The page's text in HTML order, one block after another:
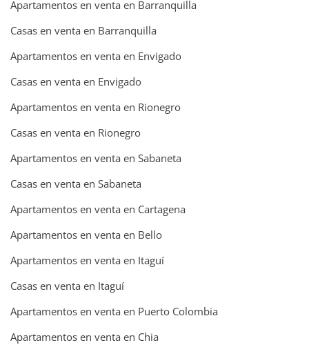
Apartamentos en venta en Barranquilla
Casas en venta en Barranquilla
Apartamentos en venta en Envigado
Casas en venta en Envigado
Apartamentos en venta en Rionegro
Casas en venta en Rionegro
Apartamentos en venta en Sabaneta
Casas en venta en Sabaneta
Apartamentos en venta en Cartagena
Apartamentos en venta en Bello
Apartamentos en venta en Itaguí
Casas en venta en Itaguí
Apartamentos en venta en Puerto Colombia
Apartamentos en venta en Chia